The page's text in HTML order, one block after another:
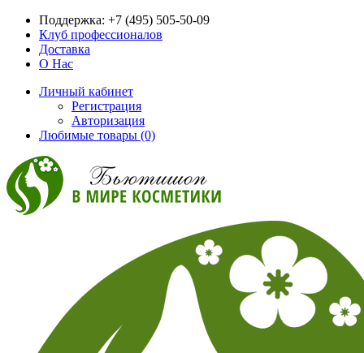
Поддержка: +7 (495) 505-50-09
Клуб профессионалов
Доставка
О Нас
Личный кабинет
Регистрация
Авторизация
Любимые товары (0)